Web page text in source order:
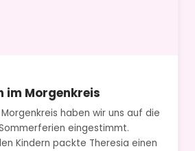
im Morgenkreis
haben wir uns auf die
eingestimmt.
Kindern packte Theresia einen